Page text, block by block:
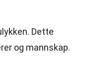
Dette
og mannskap.